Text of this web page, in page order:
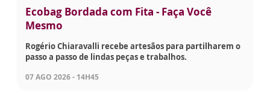
Ecobag Bordada com Fita - Faça Você
Mesmo
Rogério Chiaravalli recebe artesãos para partilharem o
passo a passo de lindas peças e trabalhos.
07 AGO 2026 - 14H45